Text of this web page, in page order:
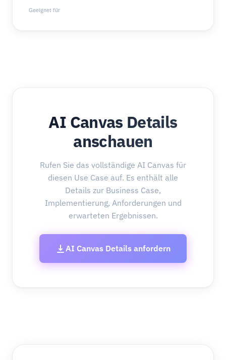
Geeignet für
AI Canvas Details
anschauen
Rufen Sie das vollständige AI Canvas für
diesen Use Case auf. Es enthält alle
Details zur Business Case,
Implementierung, Anforderungen und
erwarteten Ergebnissen.
AI Canvas Details anfordern